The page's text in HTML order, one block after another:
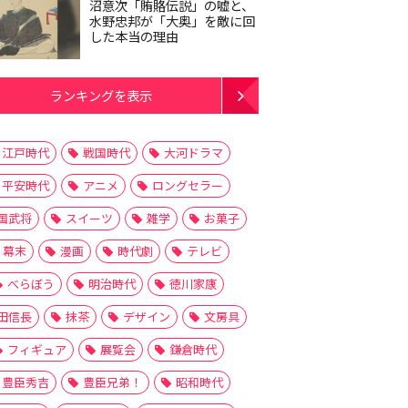
沼意次「賄賂伝説」の嘘と、
水野忠邦が「大奥」を敵に回
した本当の理由
ランキングを表示
江戸時代 戦国時代
大河ドラマ
平安時代
アニメ
ロングセラー
武将
スイーツ 雑学
お菓子
幕末
漫画 時代劇
テレビ
べらぼう
明治時代
徳川家康
信長
抹茶 デザイン
文房具
フィギュア
展覧会
鎌倉時代
豊臣秀吉
豊臣兄弟！
昭和時代